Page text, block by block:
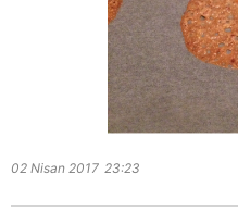
02 Nisan 2017 23:23